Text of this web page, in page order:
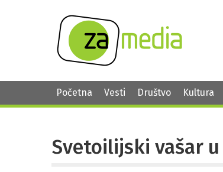
Početna Vesti Društvo Kultura
Svetoilijski vašar u